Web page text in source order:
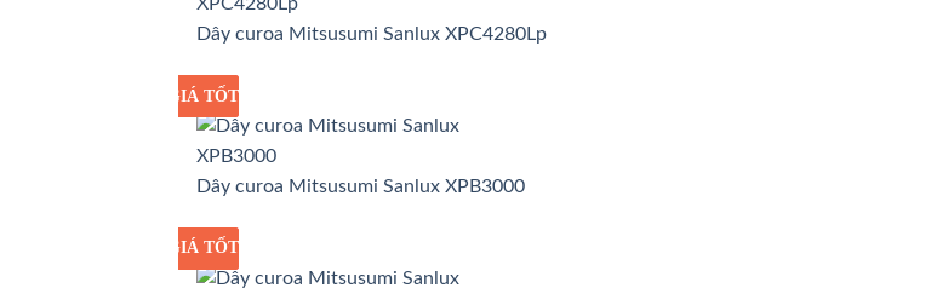
Dây curoa Mitsusumi Sanlux XPC4280Lp
GIÁ SỈ
GIÁ TỐT
Dây curoa Mitsusumi Sanlux XPB3000
GIÁ SỈ
GIÁ TỐT